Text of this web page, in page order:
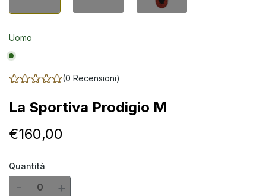
Uomo
(0 Recensioni)
La Sportiva Prodigio M
€160,00
Quantità
- +